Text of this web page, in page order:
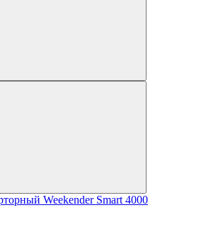
Weekender Smart 4000